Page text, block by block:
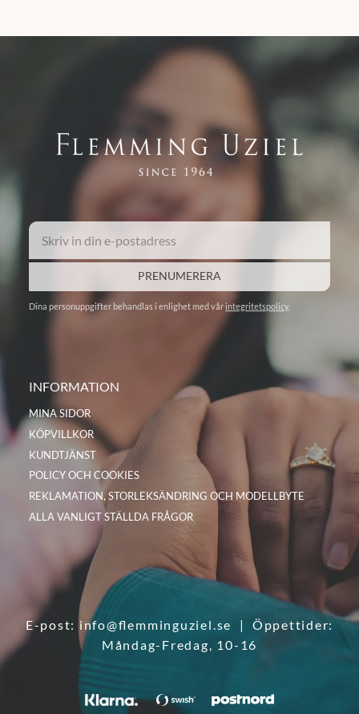
PRENUMERERA
Dina personuppgifter behandlas i enlighet med vår integritetspolicy.
INFORMATION
MINA SIDOR
KÖPVILLKOR
KUNDTJÄNST
POLICY OCH COOKIES
REKLAMATION, STORLEKSÄNDRING OCH MODELLBYTE
ALLA VANLIGT STÄLLDA FRÅGOR
E-post: info@flemminguziel.se
| Öppettider:
Måndag-Fredag, 10-16